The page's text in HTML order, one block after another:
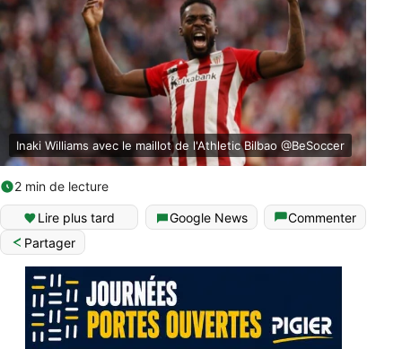
Inaki Williams avec le maillot de l'Athletic Bilbao @BeSoccer
2 min de lecture
Lire plus tard Google News
Commenter
Partager